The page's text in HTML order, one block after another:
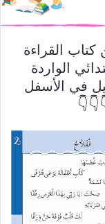
كتاب القراءة
الواردة
في الأسفل